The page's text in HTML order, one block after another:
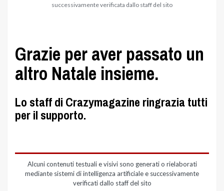
successivamente verificata dallo staff del sito
Grazie per aver passato un
altro Natale insieme.
Lo staff di Crazymagazine ringrazia tutti
per il supporto.
Alcuni contenuti testuali e visivi sono generati o rielaborati
mediante sistemi di intelligenza artificiale e successivamente
verificati dallo staff del sito